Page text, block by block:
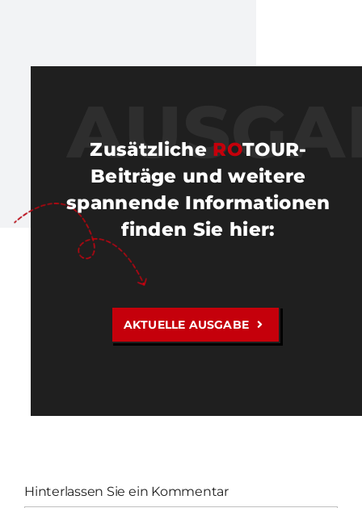
Zusätzliche ROTOUR-
Beiträge und weitere
spannende Informationen
finden Sie hier:
AKTUELLE AUSGABE
Hinterlassen Sie ein Kommentar